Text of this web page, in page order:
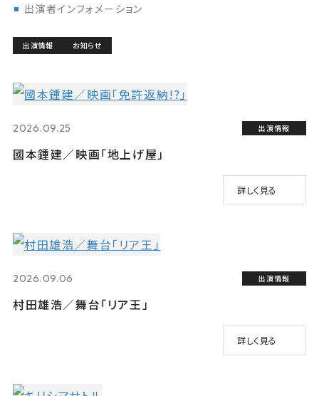
出演者インフォメーション
出演情報 お知らせ
2026.09.25 出演情報
國本鍾建／映画「地上げ屋」
詳しく見る
2026.09.06 出演情報
村田雄浩／舞台「リア王」
詳しく見る